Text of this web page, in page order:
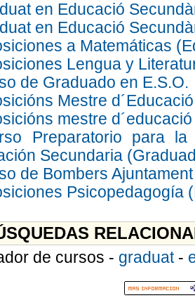
en Educació
en Educació
a Matemáticas
Lengua y
de Graduado en E.S.O.
Mestre
mestre
Preparatorio para
Secundaria
de Bombers
Psicopedagogía
de cursos - graduat-